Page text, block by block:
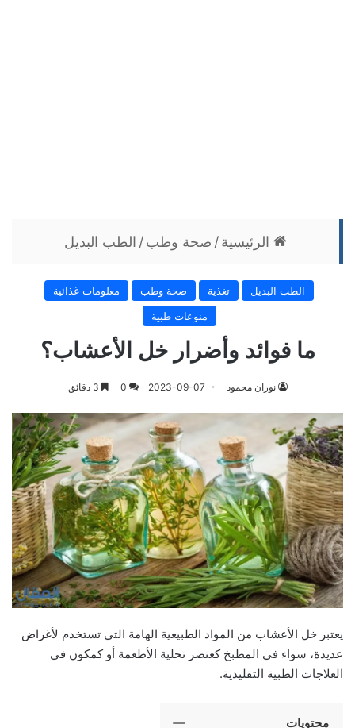
الرئيسية/ صحة وطب/ الطب البديل
الطب البديل تغذية صحة وطب
معلومات غذائية
منوعات طبية
ما فوائد وأضرار خل الأعشاب؟
نوران محمود 2023-09-07
0
يعتبر خل الأعشاب من المواد الطبيعية الهامة التي تستخدم لأغراض
عديدة، سواء في المطبخ كعنصر تحلية الأطعمة أو كمكون في
العلاجات الطبية التقليدية.
محتويات